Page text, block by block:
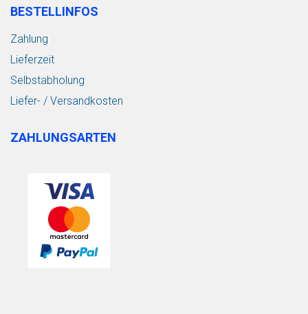
BESTELLINFOS
Zahlung
Lieferzeit
Selbstabholung
Liefer- / Versandkosten
ZAHLUNGSARTEN